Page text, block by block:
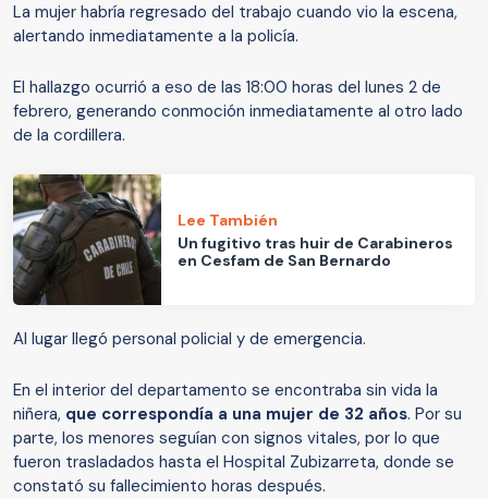
La mujer habría regresado del trabajo cuando vio la escena,
alertando inmediatamente a la policía.
El hallazgo ocurrió a eso de las 18:00 horas del lunes 2 de
febrero, generando conmoción inmediatamente al otro lado
de la cordillera.
Lee También
Un fugitivo tras huir de Carabineros
en Cesfam de San Bernardo
Al lugar llegó personal policial y de emergencia.
En el interior del departamento se encontraba sin vida la
niñera, que correspondía a una mujer de 32 años. Por su
parte, los menores seguían con signos vitales, por lo que
fueron trasladados hasta el Hospital Zubizarreta, donde se
constató su fallecimiento horas después.